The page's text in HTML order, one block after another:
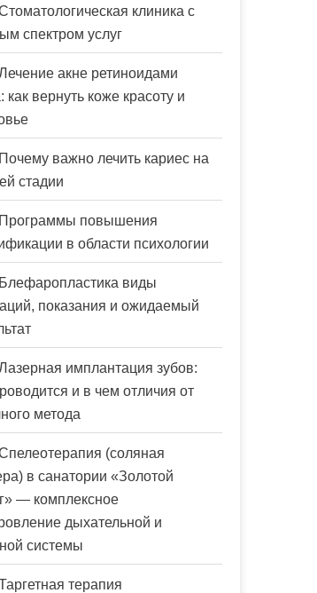
клиника с
спектром услуг
акне ретиноидами
как вернуть коже красоту и
Почему важно лечить кариес на
стадии
Программы повышения
в области психологии
Блефаропластика виды
показания и ожидаемый
имплантация зубов:
и в чем отличия от
метода
(соляная
в санатории «Золотой
— комплексное
дыхательной и
системы
терапия